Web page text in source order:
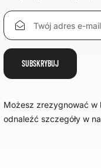
Możesz zrezygnować w
odnaleźć szczegóły w